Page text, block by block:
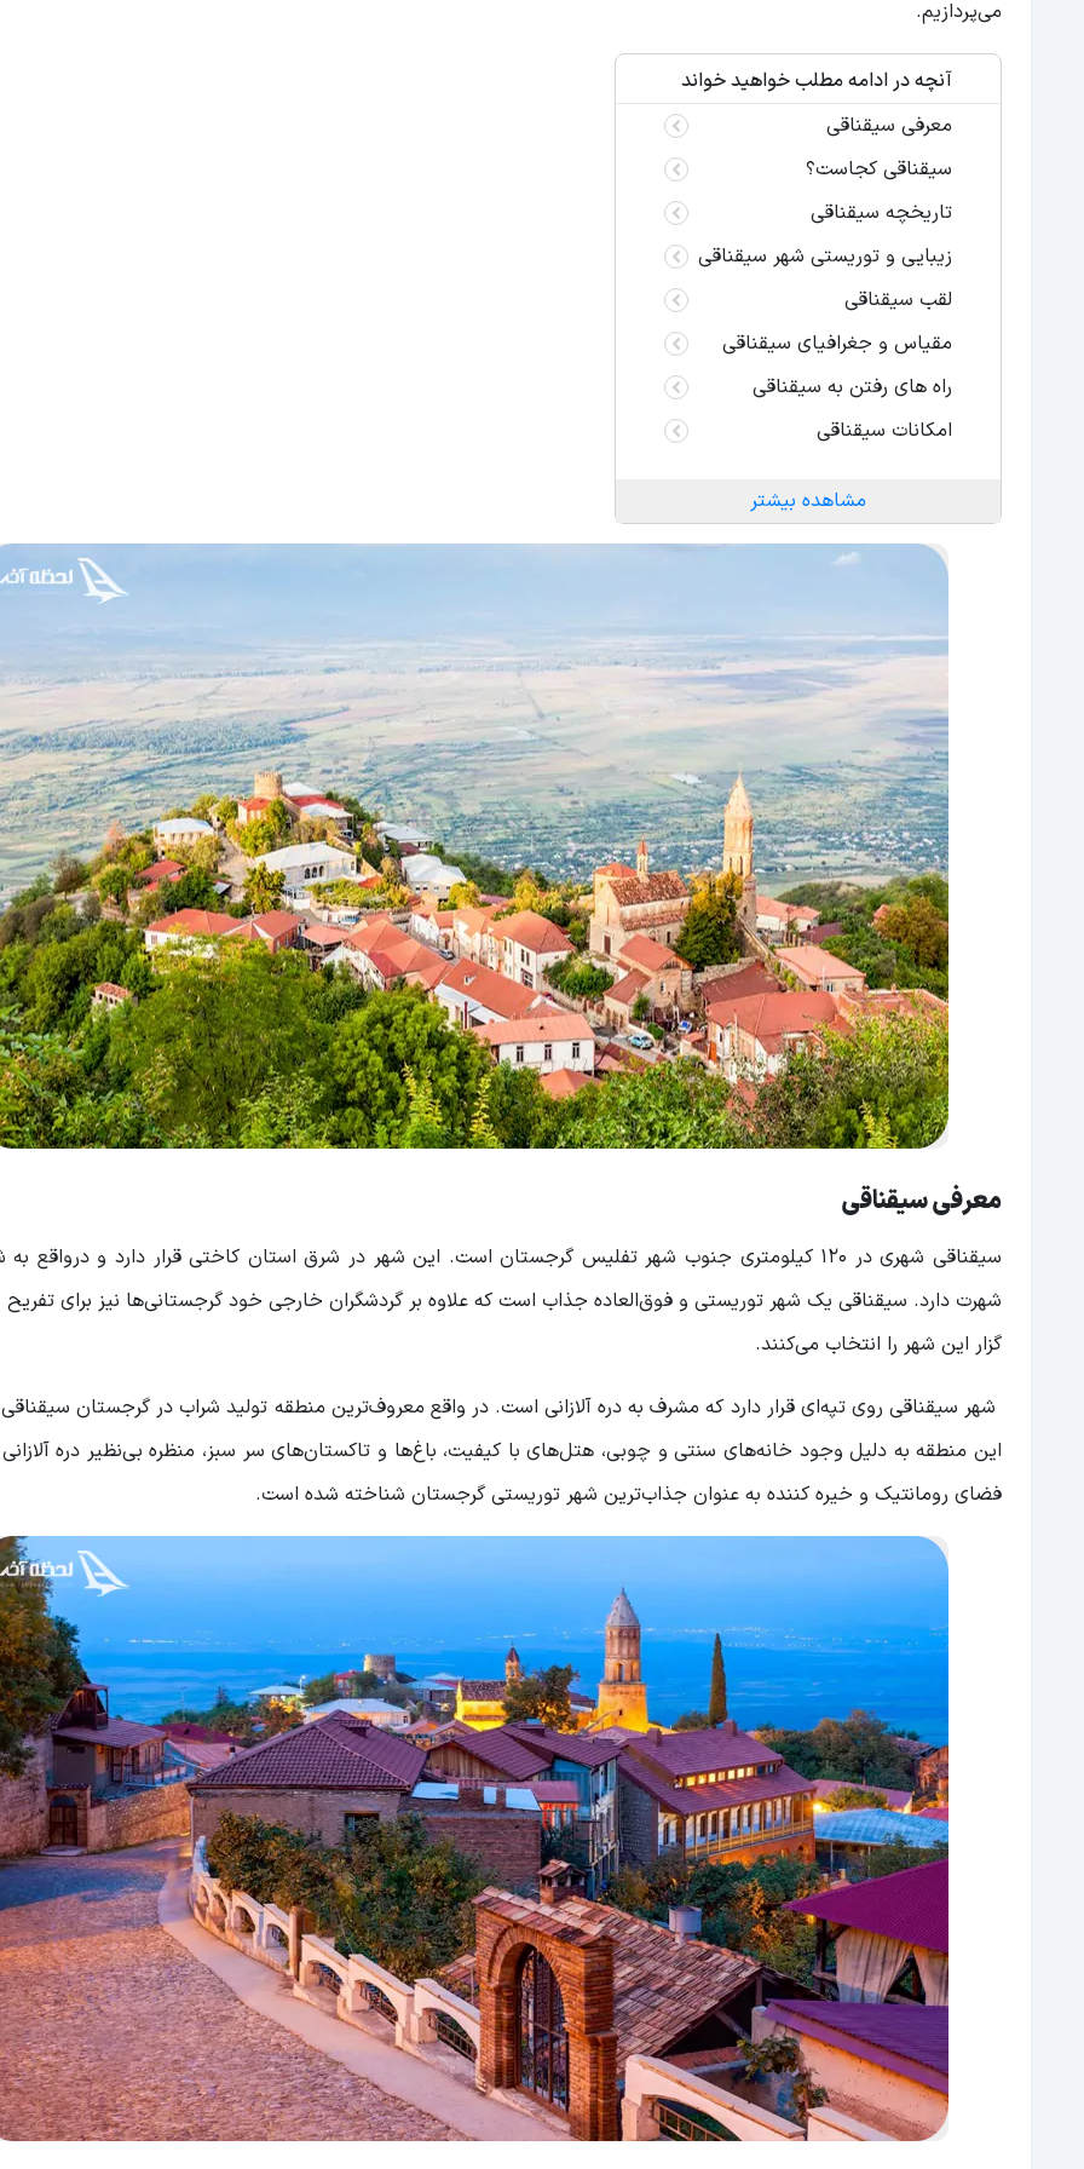
می‌پردازیم.
آنچه در ادامه مطلب خواهید خواند
معرفی سیقناقی
سیقناقی کجاست؟
تاریخچه سیقناقی
زیبایی و توریستی شهر سیقناقی
لقب سیقناقی
مقیاس و جغرافیای سیقناقی
راه های رفتن به سیقناقی
امکانات سیقناقی
مشاهده بیشتر
معرفی سیقناقی
سیقناقی شهری در ۱۲۰ کیلومتری جنوب شهر تفلیس گرجستان است. این شهر در شرق استان کاختی قرار دارد و درواقع
شهرت دارد. سیقناقی یک شهر توریستی و فوق‌العاده جذاب است که علاوه بر گردشگران خارجی خود گرجستانی‌ها نیز برای
گزار این شهر را انتخاب می‌کنند.
شهر سیقناقی روی تپه‌ای قرار دارد که مشرف به دره آلازانی است. در واقع معروف‌ترین منطقه تولید شراب در گرجستان
این منطقه به دلیل وجود خانه‌های سنتی و چوبی، هتل‌های با کیفیت، باغ‌ها و تاکستان‌های سر سبز، منظره بی‌نظیر دره
فضای رومانتیک و خیره کننده به عنوان جذاب‌ترین شهر توریستی گرجستان شناخته شده است.